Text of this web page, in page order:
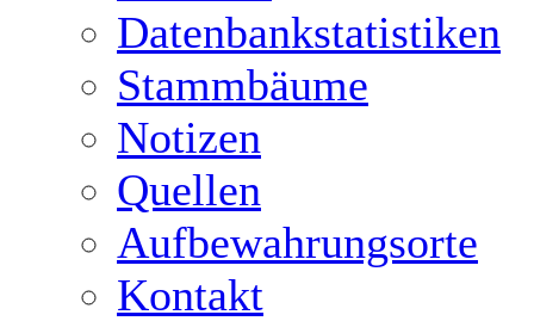
Datenbankstatistiken
Stammbäume
Notizen
Quellen
Aufbewahrungsorte
Kontakt